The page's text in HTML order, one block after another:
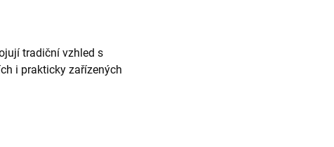
tradiční vzhled s
i prakticky zařízených